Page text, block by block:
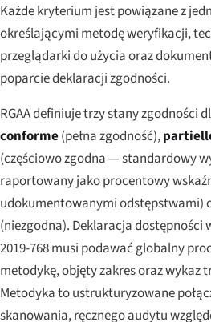
Każde kryterium jest powiązane z
określającymi metodę weryfikacji,
przeglądarki do użycia oraz
poparcie deklaracji zgodności.
RGAA definiuje trzy stany zgodności
conforme(pełna zgodność),
(częściowo zgodna — standardowy
raportowany jako procentowy
udokumentowanymi odstępstwami)
(niezgodna). Deklaracja dostępności
2019-768 musi podawać globalny
metodykę, objęty zakres oraz wykaz
Metodyka to ustrukturyzowane
skanowania, ręcznego audytu